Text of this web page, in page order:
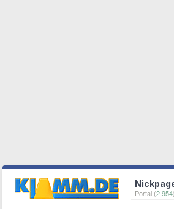
Portal (2.954